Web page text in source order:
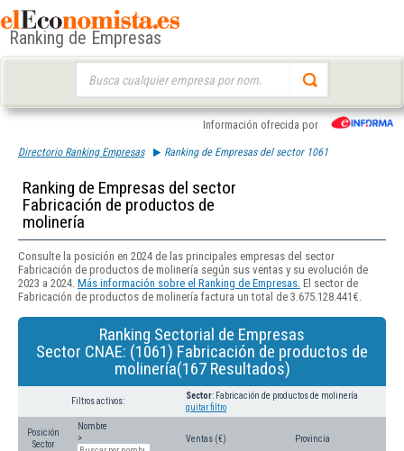
Ranking de Empresas
Información ofrecida por
Directorio Ranking Empresas Ranking de Empresas del sector 1061
Ranking de Empresas del sector
Fabricación de productos de
molinería
Consulte la posición en 2024 de las principales empresas del sector
Fabricación de productos de molinería según sus ventas y su evolución de
2023 a 2024. Más información sobre el Ranking de Empresas. El sector de
Fabricación de productos de molinería factura un total de 3.675.128.441€.
Ranking Sectorial de Empresas
Sector CNAE: (1061) Fabricación de productos de
molinería(167 Resultados)
Filtros activos:
Sector: Fabricación de productos de molinería
quitar filtro
Posición
Sector
Nombre
>
Ventas (€) Provincia